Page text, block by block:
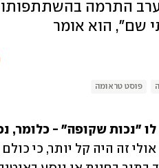
התרמה בהשתתפותו.
שם", הוא אומר
פוסט טראומה
"נכות שקופה" - כלומר,